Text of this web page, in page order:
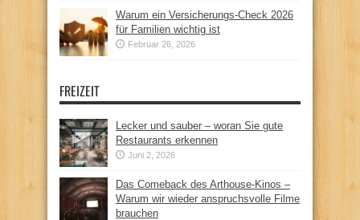
Warum ein Versicherungs-Check 2026
für Familien wichtig ist
Februar 26, 2026
FREIZEIT
Lecker und sauber – woran Sie gute
Restaurants erkennen
Juni 2, 2026
Das Comeback des Arthouse-Kinos –
Warum wir wieder anspruchsvolle Filme
brauchen